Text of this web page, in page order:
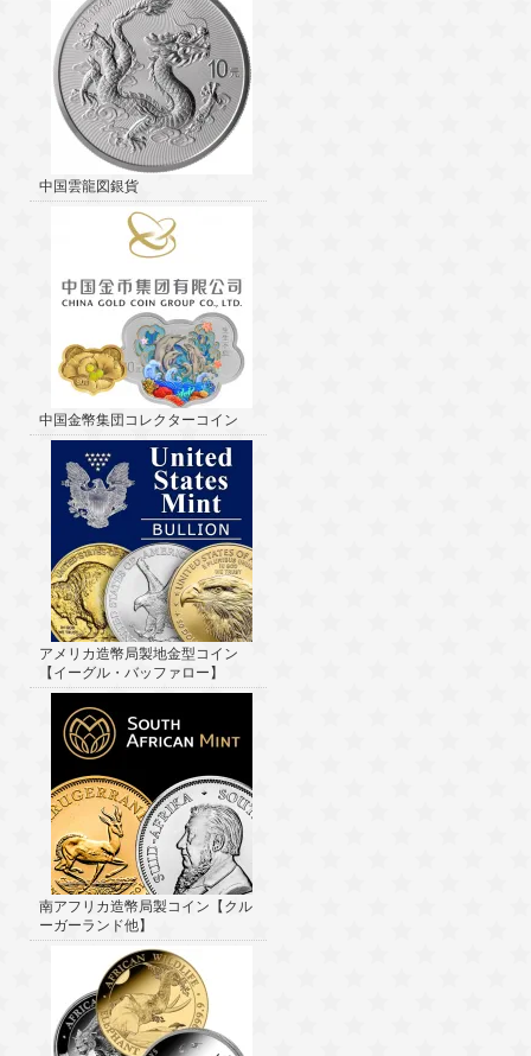
中国雲龍図銀貨
中国金幣集団コレクターコイン
アメリカ造幣局製地金型コイン
【イーグル・バッファロー】
南アフリカ造幣局製コイン【クル
ーガーランド他】